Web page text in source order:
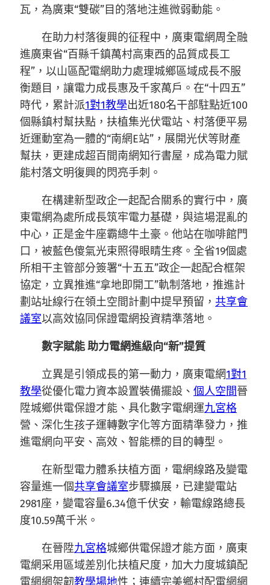
瓦，為廣東“雙碳”目的落地注進微弱動能。
在助力村落復興的征程中，廣東電網周全融
進廣東省“百縣千鎮萬村高東西的品質成長工
程”，以山區配電網助力處理城鄉區域成長不服
衡題目，讓電力成長惠及千家萬戶。在“十四五”
時代，累計派1對1教學出近180名干部駐點近100
個縣鎮村幫扶點，扶植集光伏電站、村落便平易
近運動室為一體的“南網E站”，展開光伏等財產
幫扶，更建成超百間南網知行書屋，成為電力賦
能村落文明復興的閃亮手刺。
在構建新型政企一起配合關系的實行中，廣
東電網為處所成長筑牢電力基礎，與這場混亂的
中心，正是金牛座霸總牛土豪。他站在咖啡館門
口，被藍色傻氣光束照得眼睛生疼。全省19個處
所相干主管部分簽署“十五五”政企一起配合框架
協定，立異推進“拿地即開工”軌制落地，推進計
劃站址線行在領土空間計劃中提早預留， 共享會
議室以高效協同保證電網投資精準落地。
數字賦能 助力電網進級向“新”提質
立異是引領成長的第一動力，廣東電網1對1
教學從優化電力資本設置裝備擺設、 個人空間晉
陞城鄉供電保證才能、具化數字電網運九宮格
營、深化生孩子運轉數字化等方面精準發力，推
進電網向平安、高效、智能標的目的轉型。
在新型電力體系扶植方面，電網線路及變電
容量進一個共享會議室步驟擴展，已建變電站
2981座，變電容量6.34億千伏安，輸電線路總長
度10.59萬千米。
在晉陞九宮格城鄉供電保證才能方面，廣東
電網采用區域差別化扶植尺度，加大力度城鎮配
電網網架韌教學場地性；連續完美鄉村配電網網